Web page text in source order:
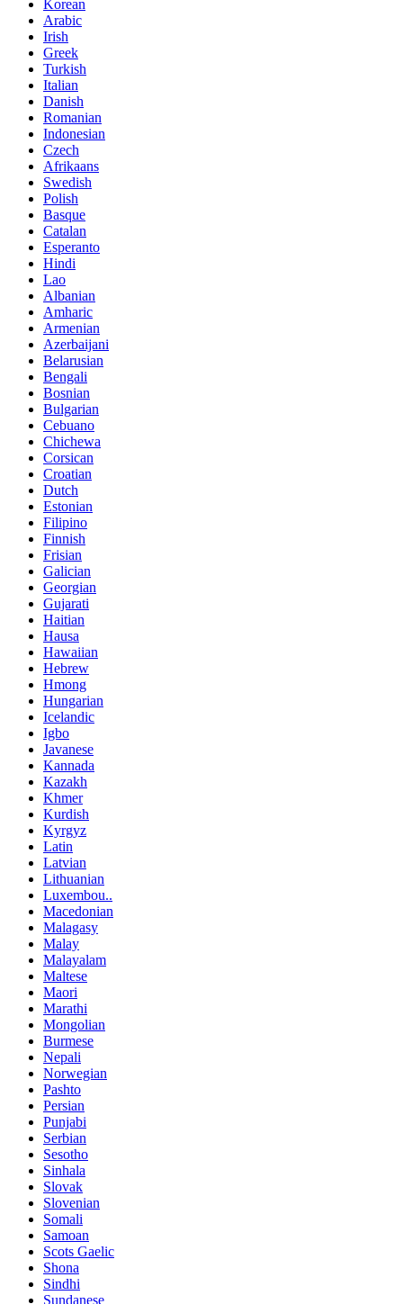
Korean
Arabic
Irish
Greek
Turkish
Italian
Danish
Romanian
Indonesian
Czech
Afrikaans
Swedish
Polish
Basque
Catalan
Esperanto
Hindi
Lao
Albanian
Amharic
Armenian
Azerbaijani
Belarusian
Bengali
Bosnian
Bulgarian
Cebuano
Chichewa
Corsican
Croatian
Dutch
Estonian
Filipino
Finnish
Frisian
Galician
Georgian
Gujarati
Haitian
Hausa
Hawaiian
Hebrew
Hmong
Hungarian
Icelandic
Igbo
Javanese
Kannada
Kazakh
Khmer
Kurdish
Kyrgyz
Latin
Latvian
Lithuanian
Luxembou..
Macedonian
Malagasy
Malay
Malayalam
Maltese
Maori
Marathi
Mongolian
Burmese
Nepali
Norwegian
Pashto
Persian
Punjabi
Serbian
Sesotho
Sinhala
Slovak
Slovenian
Somali
Samoan
Scots Gaelic
Shona
Sindhi
Sundanese